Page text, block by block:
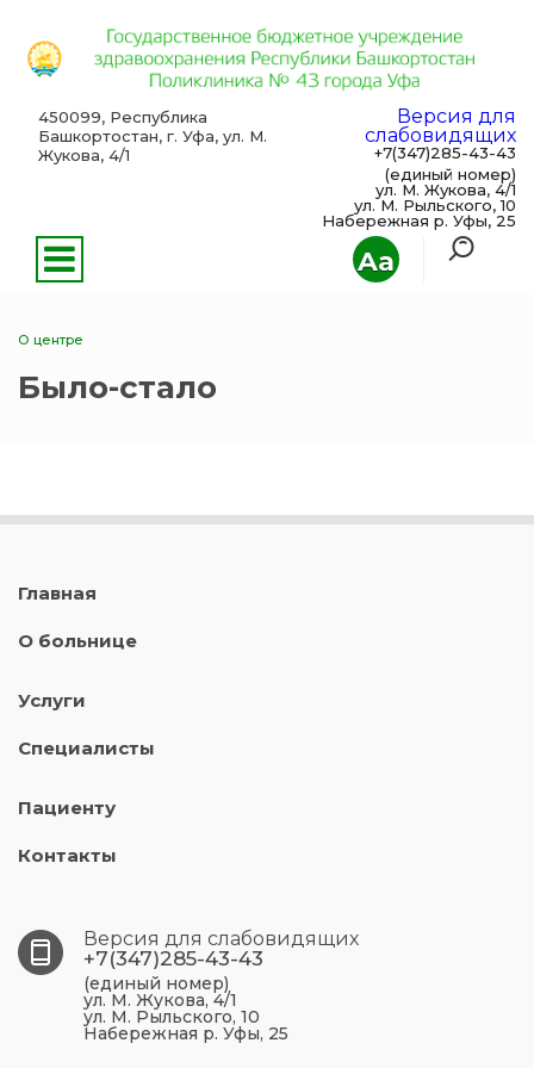
Aa
450099, Республика
Башкортостан, г. Уфа, ул. М.
Жукова, 4/1
Версия для
слабовидящих
+7(347)285-43-43
(единый номер)
ул. М. Жукова, 4/1
ул. М. Рыльского, 10
Набережная р. Уфы, 25
О центре
Было-стало
Главная
О больнице
Услуги
Специалисты
Пациенту
Контакты
Версия для слабовидящих
+7(347)285-43-43
(единый номер)
ул. М. Жукова, 4/1
ул. М. Рыльского, 10
Набережная р. Уфы, 25